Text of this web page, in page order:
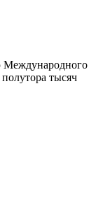
Международного
тысяч